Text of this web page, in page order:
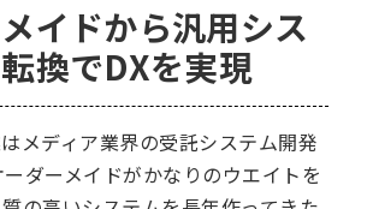
イドから汎用シス
換でDXを実現
メディア業界の受託システム開発
ダーメイドがかなりのウエイトを